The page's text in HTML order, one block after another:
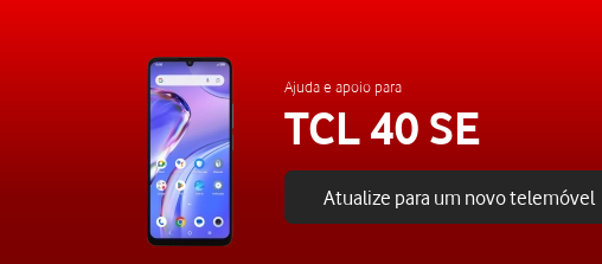
Ajuda e apoio para
TCL 40 SE
Atualize para um novo telemóvel